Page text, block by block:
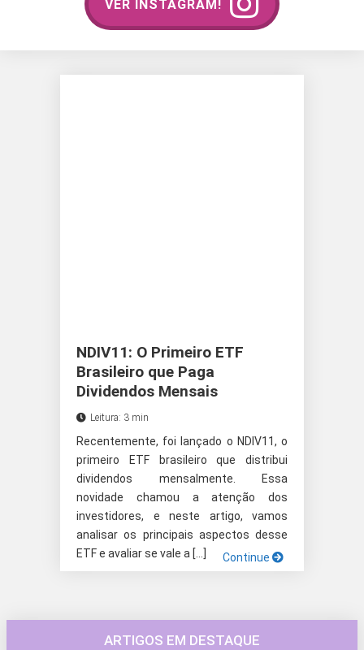
VER INSTAGRAM!
NDIV11: O Primeiro ETF
Brasileiro que Paga
Dividendos Mensais
Leitura: 3 min
Recentemente, foi lançado o NDIV11, o
primeiro ETF brasileiro que distribui
dividendos mensalmente. Essa
novidade chamou a atenção dos
investidores, e neste artigo, vamos
analisar os principais aspectos desse
ETF e avaliar se vale a […]
Continue
ARTIGOS EM DESTAQUE